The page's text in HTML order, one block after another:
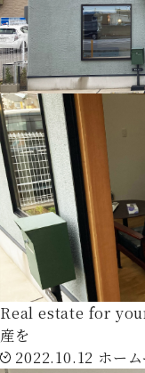
Real estate for
産を
2022.10.12 ホー